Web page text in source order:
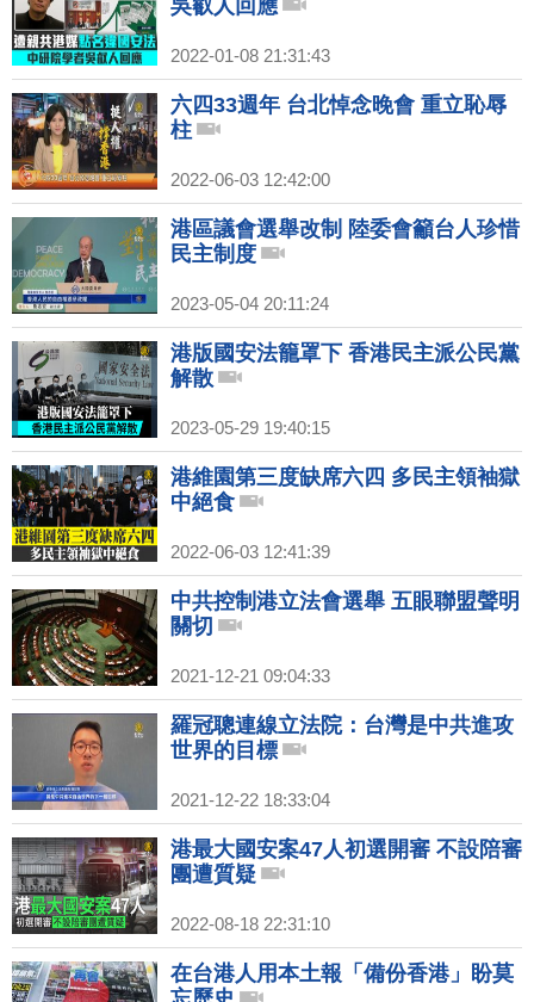
吳叡人回應
2022-01-08 21:31:43
六四33週年 台北悼念晚會 重立恥辱
柱
2022-06-03 12:42:00
港區議會選舉改制 陸委會籲台人珍惜
民主制度
2023-05-04 20:11:24
港版國安法籠罩下 香港民主派公民黨
解散
2023-05-29 19:40:15
港維園第三度缺席六四 多民主領袖獄
中絕食
2022-06-03 12:41:39
中共控制港立法會選舉 五眼聯盟聲明
關切
2021-12-21 09:04:33
羅冠聰連線立法院：台灣是中共進攻
世界的目標
2021-12-22 18:33:04
港最大國安案47人初選開審 不設陪審
團遭質疑
2022-08-18 22:31:10
在台港人用本土報「備份香港」盼莫